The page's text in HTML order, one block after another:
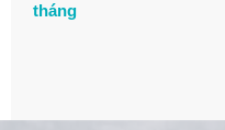
tháng